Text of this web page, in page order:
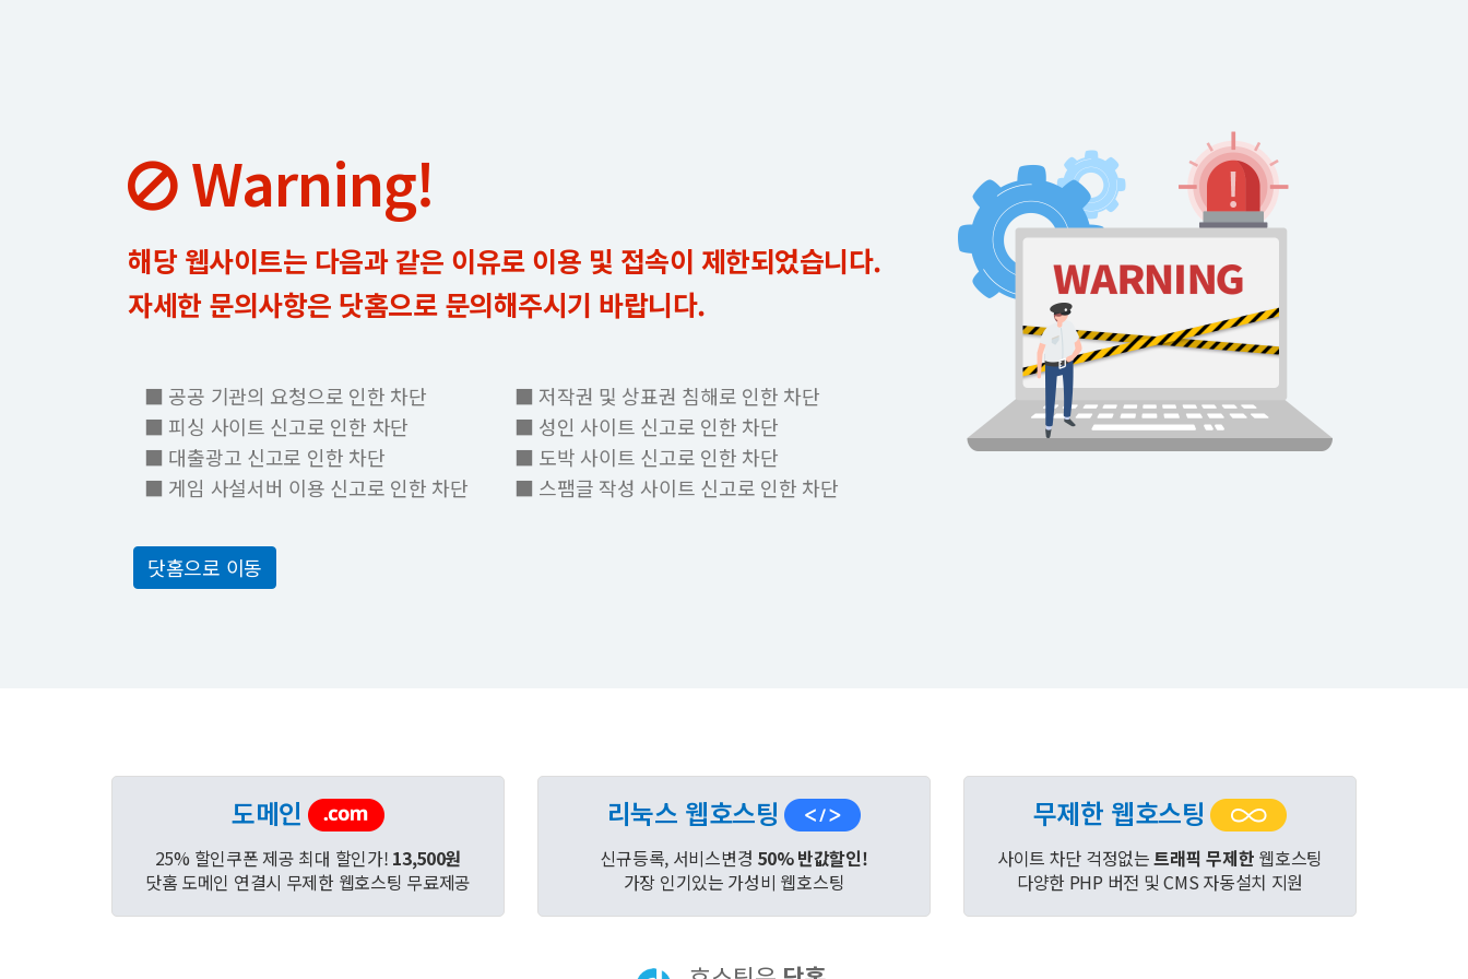
Warning!
해당 웹사이트는 다음과 같은 이유로 이용 및 접속이 제한되었습니다.
자세한 문의사항은 닷홈으로 문의해주시기 바랍니다.
■ 공공 기관의 요청으로 인한 차단
■ 피싱 사이트 신고로 인한 차단
■ 대출광고 신고로 인한 차단
■ 게임 사설서버 이용 신고로 인한 차단
■ 저작권 및 상표권 침해로 인한 차단
■ 성인 사이트 신고로 인한 차단
■ 도박 사이트 신고로 인한 차단
■ 스팸글 작성 사이트 신고로 인한 차단
닷홈으로 이동
도메인
25% 할인쿠폰 제공 최대 할인가! 13,500원
닷홈 도메인 연결시 무제한 웹호스팅 무료제공
리눅스 웹호스팅
신규등록, 서비스변경 50% 반값할인!
가장 인기있는 가성비 웹호스팅
무제한 웹호스팅
사이트 차단 걱정없는트래픽 무제한 웹호스팅
다양한 PHP 버전 및 CMS 자동설치 지원